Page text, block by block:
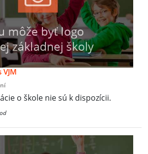
o škole nie sú k dispozícii.